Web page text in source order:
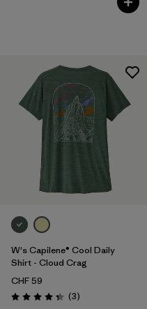
W's Capilene® Cool Daily
Shirt - Cloud Crag
CHF 59
Valutazione: 4.3 / 5
(3Recensioni
)